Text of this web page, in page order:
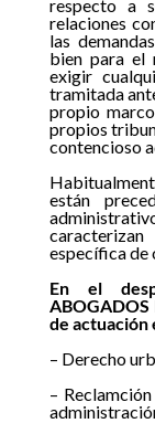
respecto a
relaciones
las
bien para el
exigir
tramitada
propio
propios
contencioso
están
específica de
En el
de actuación
– Derecho
–